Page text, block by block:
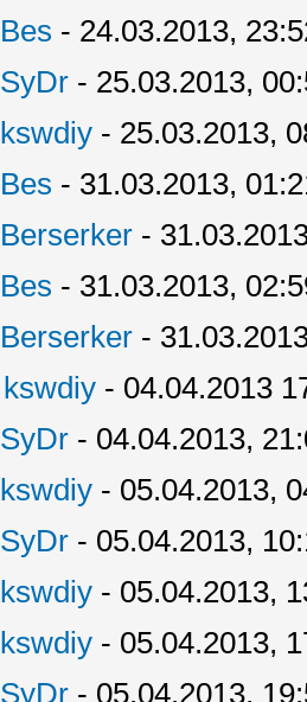
Bes - 24.03.2013,
SyDr - 25.03.2013,
kswdiy - 25.03.2013,
Bes - 31.03.2013,
Berserker -
Bes - 31.03.2013,
Berserker -
kswdiy - 04.04.2013
SyDr - 04.04.2013,
kswdiy - 05.04.2013,
SyDr - 05.04.2013,
kswdiy - 05.04.2013,
kswdiy - 05.04.2013,
SyDr - 05.04.2013,